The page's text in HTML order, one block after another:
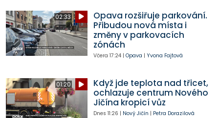
02:33
Opava rozšiřuje parkování.
Přibudou nová místa i
změny v parkovacích
zónách
Včera 17:24| Opava | Yvona Fajtová
01:20
Když jde teplota nad třicet,
ochlazuje centrum Nového
Jičína kropicí vůz
Dnes 11:26 | Nový Jičín | Petra Dorazilová